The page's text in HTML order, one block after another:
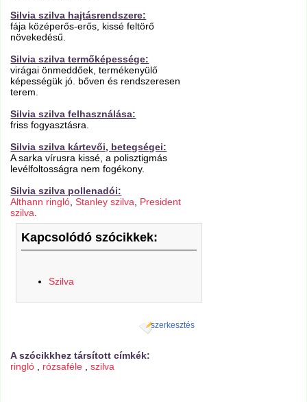
Silvia szilva hajtásrendszere:
fája középerős-erős, kissé feltörő
növekedésű.
Silvia szilva termőképessége:
virágai önmeddőek, termékenyülő
képességük jó. bőven és rendszeresen
terem.
Silvia szilva felhasználása:
friss fogyasztásra.
Silvia szilva kártevői, betegségei:
A sarka vírusra kissé, a polisztigmás
levélfoltosságra nem fogékony.
Silvia szilva pollenadói:
Althann ringló ,Stanley szilva
President
szilva
Kapcsolódó szócikkek:
Szilva
szerkesztés
A szócikkhez társított címkék:
ringló
rózsaféle ,szilva